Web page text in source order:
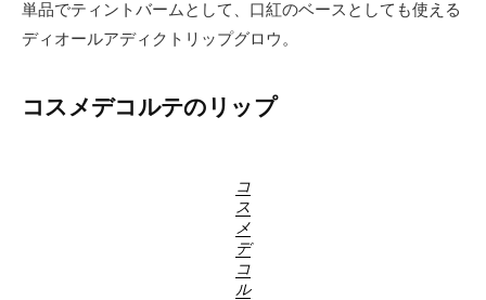
単品でティントバームとして、口紅のベースとしても使える
ディオールアディクトリップグロウ。
コスメデコルテのリップ
コ
ス
メ
デ
コ
ル